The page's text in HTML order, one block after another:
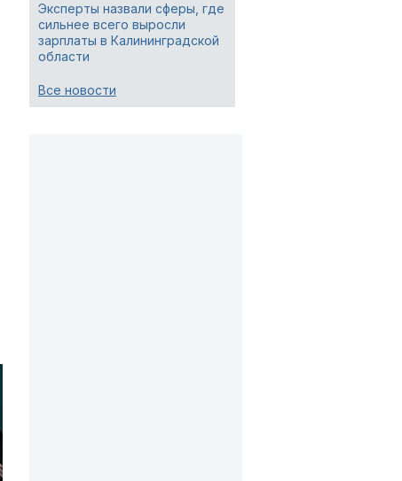
Эксперты назвали сферы, где
сильнее всего выросли
зарплаты в Калининградской
области
Все новости